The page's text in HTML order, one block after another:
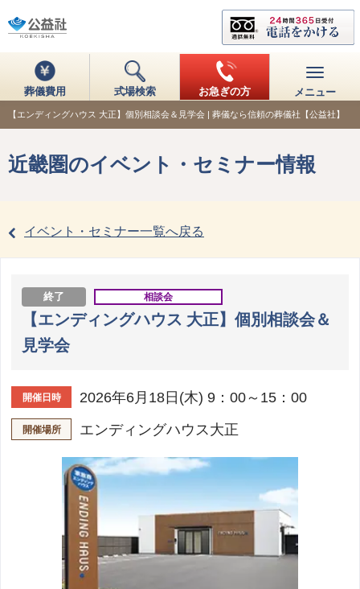
葬儀費用 式場検索 お急ぎの方 メニュー
【エンディングハウス 大正】個別相談会＆見学会 | 葬儀なら信頼の葬儀社【公益社】
近畿圏のイベント・セミナー情報
イベント・セミナー一覧へ戻る
終了 相談会
【エンディングハウス 大正】個別相談会＆
見学会
開催日時 2026年6月18日(木) 9：00～15：00
開催場所 エンディングハウス大正